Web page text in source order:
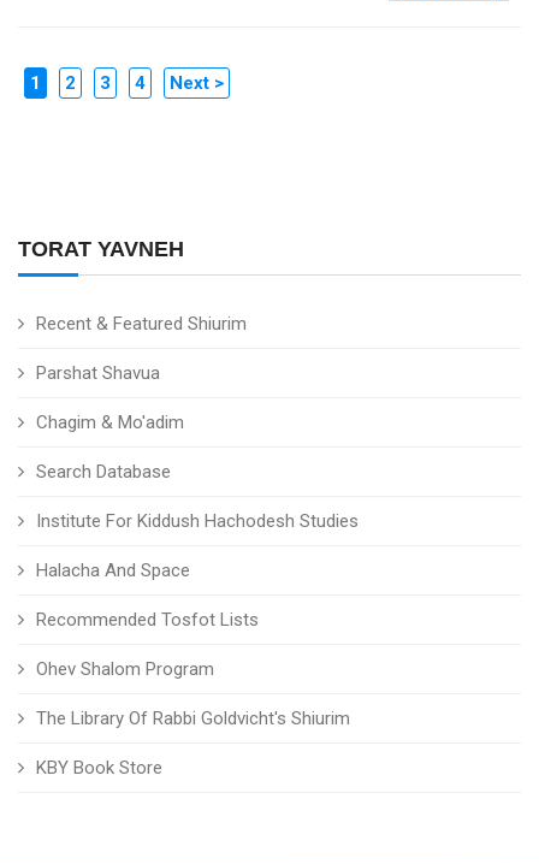
TORAT YAVNEH
Recent & Featured Shiurim
Parshat Shavua
Chagim & Mo'adim
Search Database
Institute For Kiddush Hachodesh Studies
Halacha And Space
Recommended Tosfot Lists
Ohev Shalom Program
The Library Of Rabbi Goldvicht's Shiurim
KBY Book Store
1 2 3 4 Next >